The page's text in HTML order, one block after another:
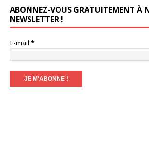
ABONNEZ-VOUS GRATUITEMENT À
NEWSLETTER !
E-mail *